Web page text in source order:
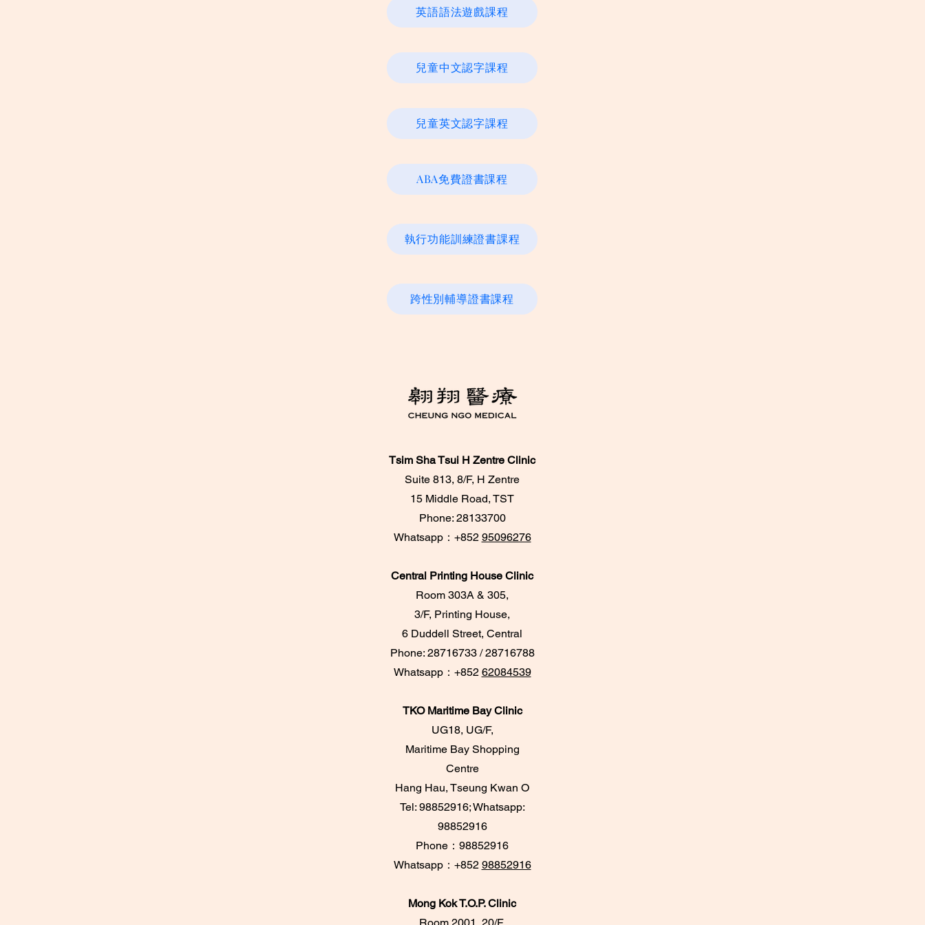
英語語法遊戲課程
兒童中文認字課程
兒童英文認字課程
ABA免費證書課程
執行功能訓練證書課程
跨性別輔導證書課程
Tsim Sha Tsui H Zentre Clinic
Suite 813, 8/F, H Zentre
15 Middle Road, TST
Phone: 28133700
​Whatsapp：+852 95096276
Central Printing House Clinic
Room 303A & 305,
3/F, Printing House,
6 Duddell Street, Central
Phone: 28716733 / 28716788
Whatsapp：+852 62084539
TKO Maritime Bay Clinic
UG18, UG/F,
Maritime Bay Shopping
Centre
Hang Hau, Tseung Kwan O
Tel: 98852916; Whatsapp:
98852916
​Phone：98852916
Whatsapp：+852 98852916
Mong Kok T.O.P. Clinic